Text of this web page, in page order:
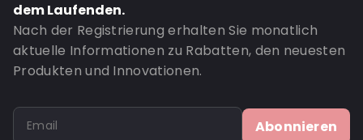
dem Laufenden.
Nach der Registrierung erhalten Sie monatlich
aktuelle Informationen zu Rabatten, den neuesten
Produkten und Innovationen.
Abonnieren